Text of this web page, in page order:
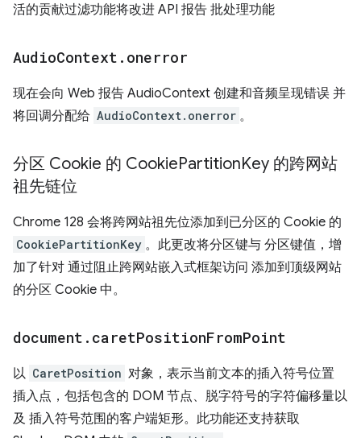
活的贡献过滤功能将改进 API 报告 批处理功能
AudioContext . onerror
现在会向 Web 报告 AudioContext 创建和音频呈现错误 并
将回调分配给 AudioContext.onerror 。
分区 Cookie 的 CookiePartitionKey 的跨网站
祖先链位
Chrome 128 会将跨网站祖先位添加到已分区的 Cookie 的
CookiePartitionKey 。此更改将分区键与 分区键值，增
加了针对 通过阻止跨网站嵌入式框架访问 添加到顶级网站
的分区 Cookie 中。
document . caretPositionFromPoint
以 CaretPosition 对象，表示当前文本的插入符号位置
插入点，包括包含的 DOM 节点、脱字符号的字符偏移量以
及 插入符号范围的客户端矩形。此功能还支持获取